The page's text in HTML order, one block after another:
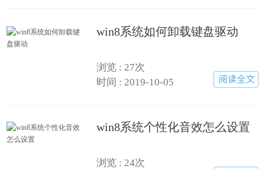
win8系统如何卸载键盘驱动
浏览 : 27次
时间 : 2019-10-05
win8系统个性化音效怎么设置
浏览 : 24次